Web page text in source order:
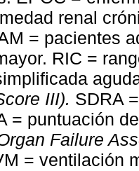
renal
= pacientes
RIC =
III). SDRA
= puntuación
Failure
= ventilación